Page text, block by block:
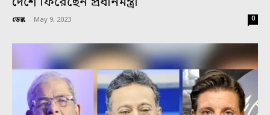
ডেস্ক - May 9, 2023 0